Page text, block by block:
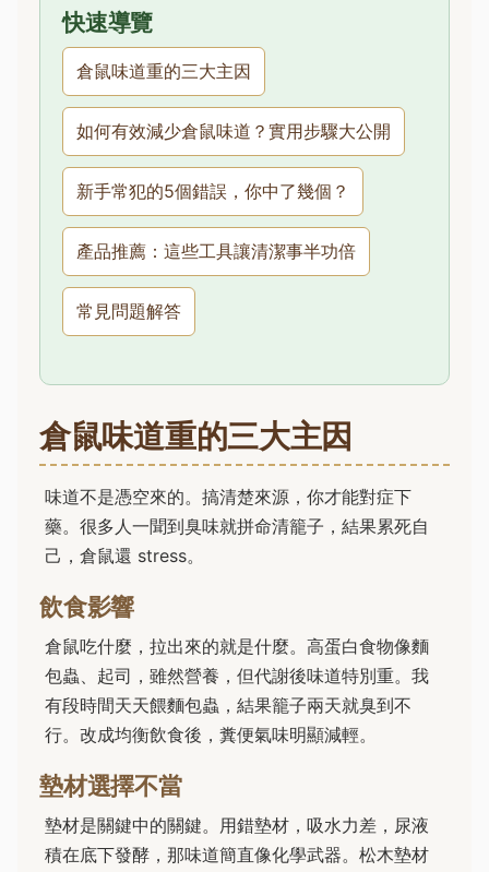
快速導覽
倉鼠味道重的三大主因
如何有效減少倉鼠味道？實用步驟大公開
新手常犯的5個錯誤，你中了幾個？
產品推薦：這些工具讓清潔事半功倍
常見問題解答
倉鼠味道重的三大主因
味道不是憑空來的。搞清楚來源，你才能對症下
藥。很多人一聞到臭味就拼命清籠子，結果累死自
己，倉鼠還 stress。
飲食影響
倉鼠吃什麼，拉出來的就是什麼。高蛋白食物像麵
包蟲、起司，雖然營養，但代謝後味道特別重。我
有段時間天天餵麵包蟲，結果籠子兩天就臭到不
行。改成均衡飲食後，糞便氣味明顯減輕。
墊材選擇不當
墊材是關鍵中的關鍵。用錯墊材，吸水力差，尿液
積在底下發酵，那味道簡直像化學武器。松木墊材